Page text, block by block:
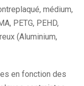
médium,
PETG, PEHD,
(Aluminium,
en fonction des